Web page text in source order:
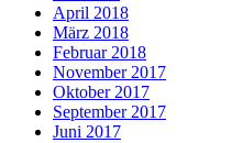
April 2018
März 2018
Februar 2018
November 2017
Oktober 2017
September 2017
Juni 2017